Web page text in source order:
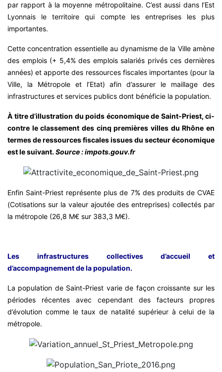
par rapport à la moyenne métropolitaine. C’est aussi dans l’Est
Lyonnais le territoire qui compte les entreprises les plus
importantes.
Cette concentration essentielle au dynamisme de la Ville amène
des emplois (+ 5,4% des emplois salariés privés ces dernières
années) et apporte des ressources fiscales importantes (pour la
Ville, la Métropole et l’Etat) afin d’assurer le maillage des
infrastructures et services publics dont bénéficie la population.
À titre d’illustration du poids économique de Saint-Priest, ci-
contre le classement des cinq premières villes du Rhône en
termes de ressources fiscales issues du secteur économique
est le suivant.Source : impots.gouv.fr
Enfin Saint-Priest représente plus de 7% des produits de CVAE
(Cotisations sur la valeur ajoutée des entreprises) collectés par
la métropole (26,8 M€ sur 383,3 M€).
Les infrastructures collectives d’accueil et
d’accompagnement de la population.
La population de Saint-Priest varie de façon croissante sur les
périodes récentes avec cependant des facteurs propres
d’évolution comme le taux de natalité supérieur à celui de la
métropole.